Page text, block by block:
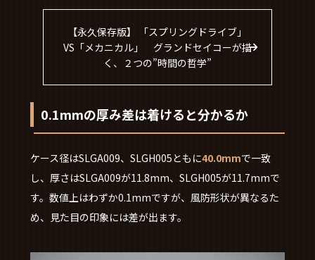
【永久保存版】 「スプリングドライブ」
VS「メカニカル」 グランドセイコーが描
く、２つの”時間の哲学”
0.1mmの厚み差は着けると分かるか
ケース径はSLGA009、SLGH005ともに40.0mmで一致
し、厚さはSLGA009が11.8mm、SLGH005が11.7mmで
す。数値上はわずか0.1mmですが、風防形状が異なるた
め、見た目の印象には差が出ます。